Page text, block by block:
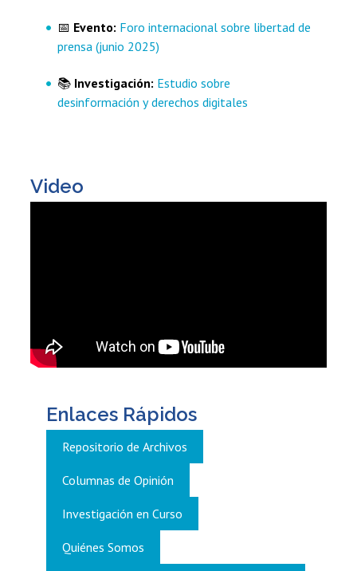
📅 Evento: Foro internacional sobre libertad de
prensa (junio 2025)
📚 Investigación: Estudio sobre
desinformación y derechos digitales
Video
Enlaces Rápidos
Repositorio de Archivos
Columnas de Opinión
Investigación en Curso
Quiénes Somos